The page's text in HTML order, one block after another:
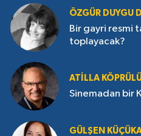
ÖZGÜR DUYGU
Bir gayri resmi
toplayacak?
ATILLA
Sinemadan bir
GÜLŞEN